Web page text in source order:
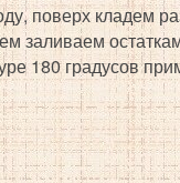
поверх кладем
заливаем
180 градусов